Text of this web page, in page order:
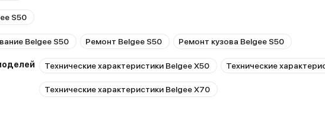
S50
Belgee S50 Ремонт Belgee S50 Ремонт кузова Belgee S50
Технические характеристики Belgee X50 Технические
Технические характеристики Belgee X70